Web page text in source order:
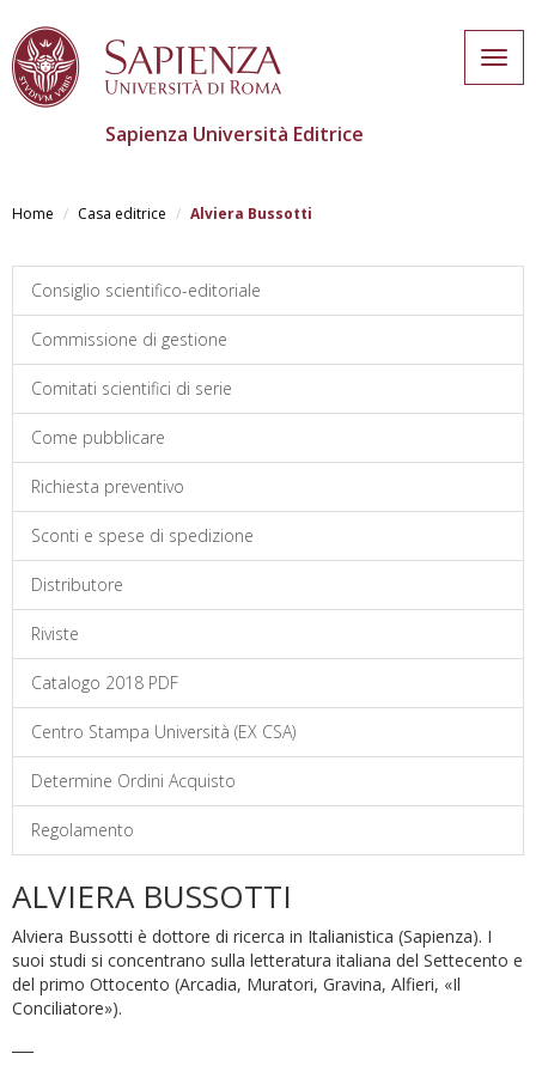
main
Sapienza Università Editrice
Home Casa editrice Alviera Bussotti
Consiglio scientifico-editoriale
Commissione di gestione
Comitati scientifici di serie
Come pubblicare
Richiesta preventivo
Sconti e spese di spedizione
Distributore
Riviste
Catalogo 2018 PDF
Centro Stampa Università (EX CSA)
Determine Ordini Acquisto
Regolamento
ALVIERA BUSSOTTI
Alviera Bussotti è dottore di ricerca in Italianistica (Sapienza). I
suoi studi si concentrano sulla letteratura italiana del Settecento e
del primo Ottocento (Arcadia, Muratori, Gravina, Alfieri, «Il
Conciliatore»).